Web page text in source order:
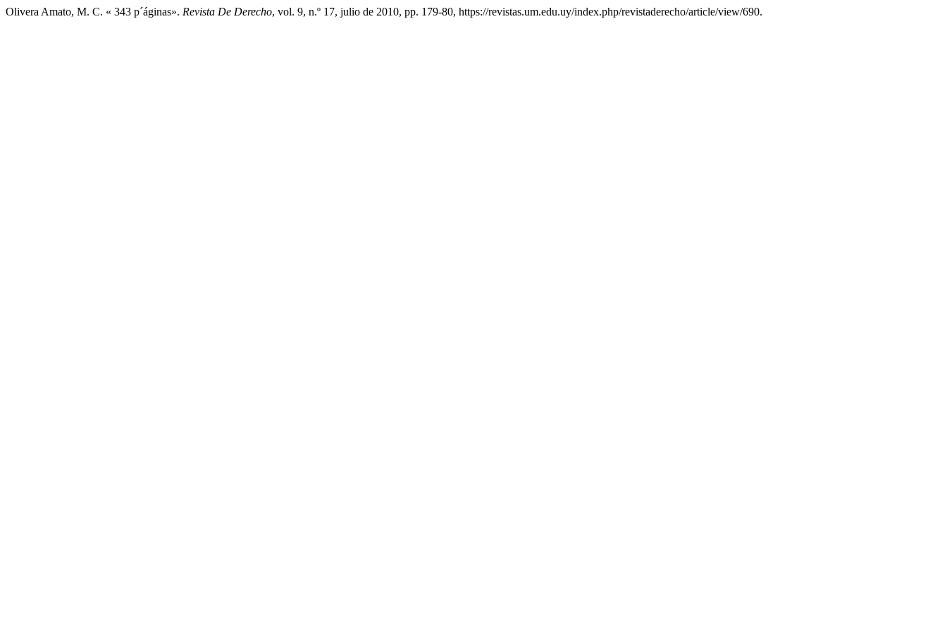
Olivera Amato, M. C. « 343 p´áginas». Revista De Derecho, vol. 9, n.º 17, julio de 2010, pp. 179-80, https://revistas.um.edu.uy/index.php/revistaderecho/article/view/690.